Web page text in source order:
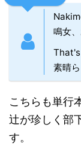
鳴女
素晴
こちらも単行
辻が珍しく部
す。